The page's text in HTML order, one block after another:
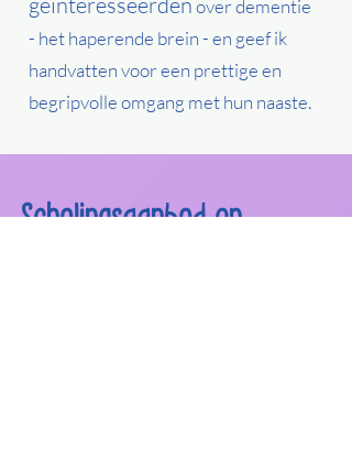
over dementie
- het haperende brein - en geef ik
handvatten voor een prettige en
begripvolle omgang met hun naaste.
Scholingsaanbod en